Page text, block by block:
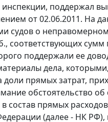
поддержал
от 02.06.2011. На
судов о
соответствующих сумм
поддержали ее
дела,
доли прямых затрат,
обстоятельство об
состав прямых
(далее - НК РФ),